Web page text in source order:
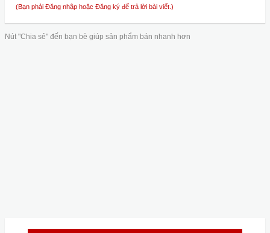
(Bạn phải Đăng nhập hoặc Đăng ký để trả lời bài viết.)
Nút "Chia sẻ" đến bạn bè giúp sản phẩm bán nhanh hơn